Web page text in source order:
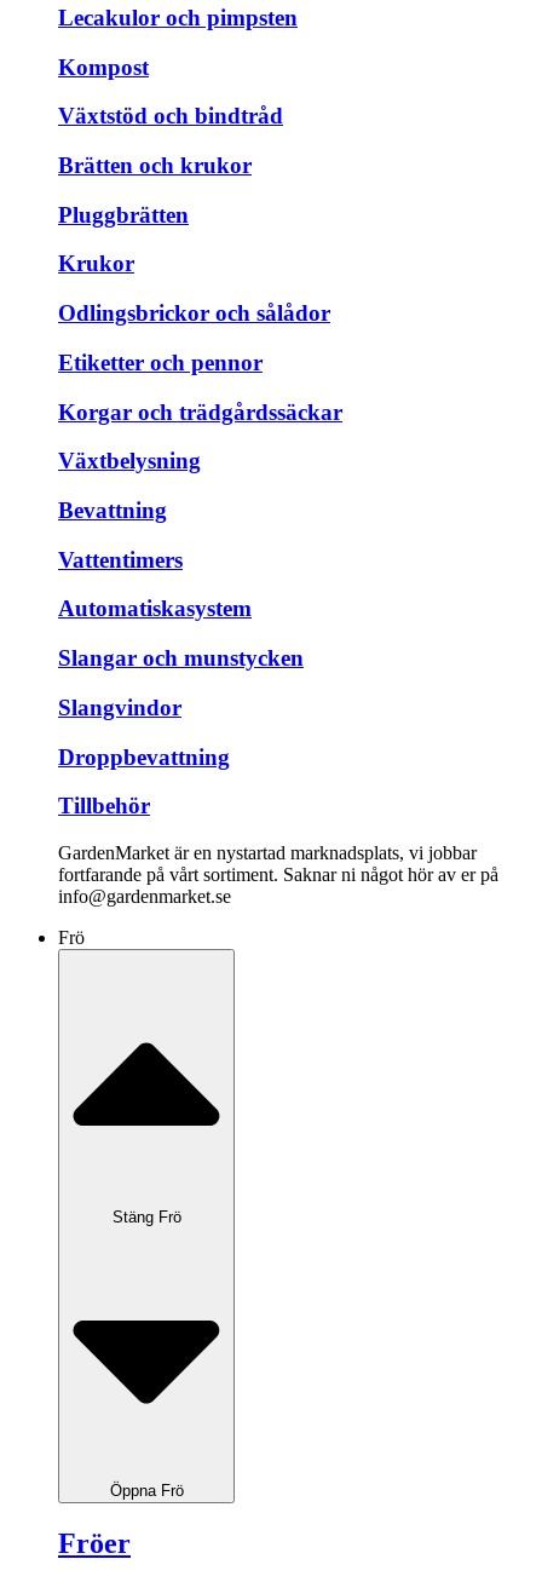
Lecakulor och pimpsten
Kompost
Växtstöd och bindtråd
Brätten och krukor
Pluggbrätten
Krukor
Odlingsbrickor och sålådor
Etiketter och pennor
Korgar och trädgårdssäckar
Växtbelysning
Bevattning
Vattentimers
Automatiskasystem
Slangar och munstycken
Slangvindor
Droppbevattning
Tillbehör
GardenMarket är en nystartad marknadsplats, vi jobbar
fortfarande på vårt sortiment. Saknar ni något hör av er på
info@gardenmarket.se
Frö
Stäng Frö
Öppna Frö
Fröer